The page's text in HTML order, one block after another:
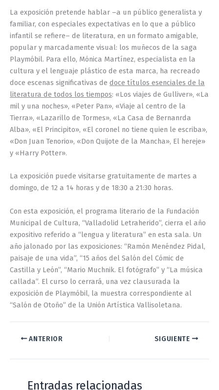
La exposición pretende hablar –a un público generalista y
familiar, con especiales expectativas en lo que a público
infantil se refiere– de literatura, en un formato amigable,
popular y marcadamente visual: los muñecos de la saga
Playmóbil. Para ello, Mónica Martínez, especialista en la
cultura y el lenguaje plástico de esta marca, ha recreado
doce escenas significativas de doce títulos esenciales de la
literatura de todos los tiempos: «Los viajes de Gulliver», «La
mil y una noches», «Peter Pan», «Viaje al centro de la
Tierra», «Lazarillo de Tormes», «La Casa de Bernanrda
Alba», «El Principito», «El coronel no tiene quien le escriba»,
«Don Juan Tenorio», «Don Quijote de la Mancha», El hereje»
y «Harry Potter».
La exposición puede visitarse gratuitamente de martes a
domingo, de 12 a 14 horas y de 18:30 a 21:30 horas.
Con esta exposición, el programa literario de la Fundación
Municipal de Cultura, “Valladolid Letraherido”, cierra el año
expositivo referido a “lengua y literatura” en esta sala. Un
año jalonado por las exposiciones: “Ramón Menéndez Pidal,
paisaje de una vida”, “15 años del Salón del Cómic de
Castilla y León”, “Mario Muchnik. El fotógrafo” y “La música
callada”. El curso lo cerrará, una vez clausurada la
exposición de Playmóbil, la muestra correspondiente al
“Salón de Otoño” de la Unión Artística Vallisoletana.
ANTERIOR SIGUIENTE
Entradas relacionadas